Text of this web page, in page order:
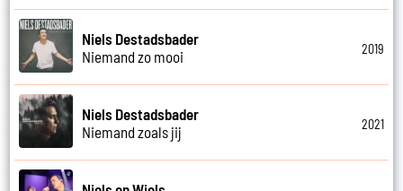
Niels Destadsbader
Niemand zo mooi
2019
Niels Destadsbader
Niemand zoals jij
2021